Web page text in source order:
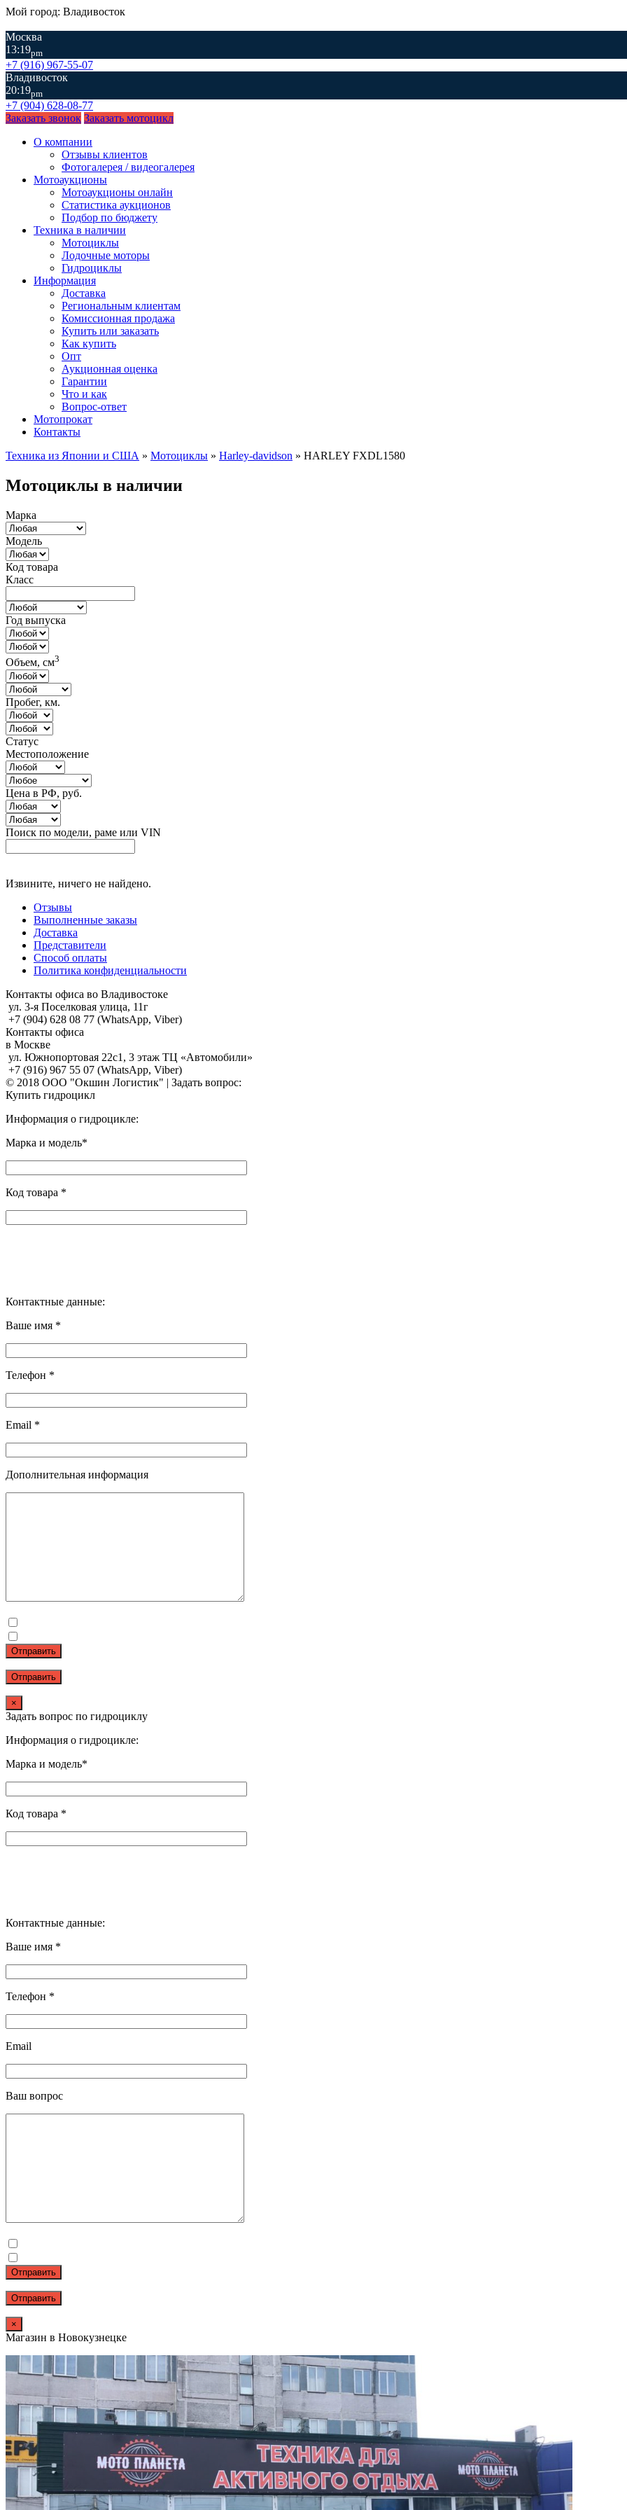
Мой город: Владивосток
Москва
13:19pm
+7 (916) 967-55-07
Владивосток
20:19pm
+7 (904) 628-08-77
Заказать звонок Заказать мотоцикл
О компании
Отзывы клиентов
Фотогалерея / видеогалерея
Мотоаукционы
Мотоаукционы онлайн
Статистика аукционов
Подбор по бюджету
Техника в наличии
Мотоциклы
Лодочные моторы
Гидроциклы
Информация
Доставка
Региональным клиентам
Комиссионная продажа
Купить или заказать
Как купить
Опт
Аукционная оценка
Гарантии
Что и как
Вопрос-ответ
Мотопрокат
Контакты
Техника из Японии и США » Мотоциклы » Harley-davidson » HARLEY FXDL1580
Мотоциклы в наличии
Марка
Модель
Код товара
Класс
Год выпуска
Объем, см3
Пробег, км.
Статус
Местоположение
Цена в РФ, руб.
Поиск по модели, раме или VIN
Извините, ничего не найдено.
Отзывы
Выполненные заказы
Доставка
Представители
Способ оплаты
Политика конфиденциальности
Контакты офиса во Владивостоке
ул. 3-я Поселковая улица, 11г
+7 (904) 628 08 77 (WhatsApp, Viber)
Контакты офиса
в Москве
ул. Южнопортовая 22с1, 3 этаж ТЦ «Автомобили»
+7 (916) 967 55 07 (WhatsApp, Viber)
© 2018 ООО "Окшин Логистик" | Задать вопрос:
Купить гидроцикл
Информация о гидроцикле:
Марка и модель*
Код товара *
Контактные данные:
Ваше имя *
Телефон *
Email *
Дополнительная информация
Отправить
×
Задать вопрос по гидроциклу
Информация о гидроцикле:
Марка и модель*
Код товара *
Контактные данные:
Ваше имя *
Телефон *
Email
Ваш вопрос
Отправить
×
Магазин в Новокузнецке